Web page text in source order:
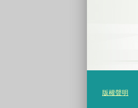
版權聲明